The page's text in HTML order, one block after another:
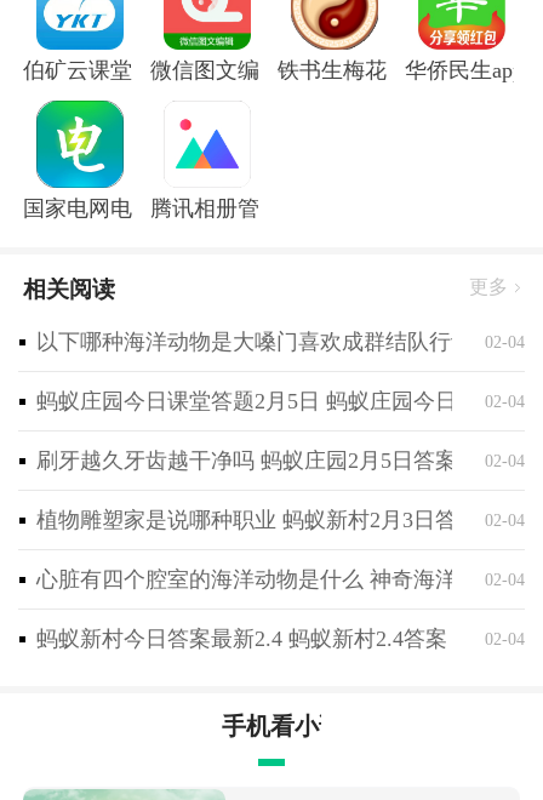
伯矿云课堂手机版微信图文编辑大师软件
铁书生梅花app华侨民生app
国家电网电e宝官方版腾讯相册管家app
相关阅读 更多
以下哪种海洋动物是大嗓门喜欢成群结队行动 神奇
02-04
蚂蚁庄园今日课堂答题2月5日 蚂蚁庄园今日课堂答
02-04
刷牙越久牙齿越干净吗 蚂蚁庄园2月5日答案最新02-04
植物雕塑家是说哪种职业 蚂蚁新村2月3日答案最新
02-04
心脏有四个腔室的海洋动物是什么 神奇海洋2月4日
02-04
蚂蚁新村今日答案最新2.4 蚂蚁新村2.4答案 02-04
手机看小说app